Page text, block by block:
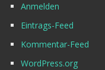
Anmelden
Eintrags-Feed
Kommentar-Feed
WordPress.org